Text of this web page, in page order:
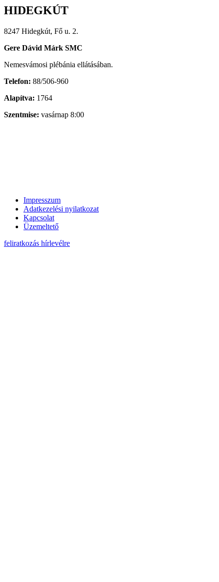
HIDEGKÚT
8247 Hidegkút, Fő u. 2.
Gere Dávid Márk SMC
Nemesvámosi plébánia ellátásában.
Telefon: 88/506-960
Alapítva: 1764
Szentmise: vasárnap 8:00
Impresszum
Adatkezelési nyilatkozat
Kapcsolat
Üzemeltető
feliratkozás hírlevélre